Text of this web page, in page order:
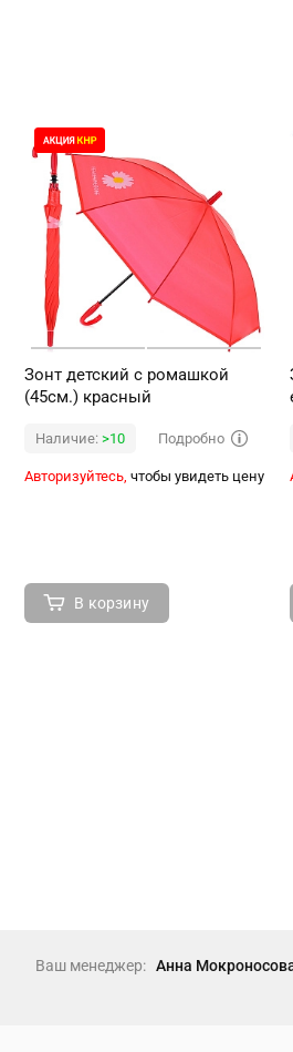
Зонт детский с ромашкой
(45см.) красный
Наличие: >10 Подробно
Авторизуйтесь, чтобы увидеть цену
В корзину
Ваш менеджер: Анна